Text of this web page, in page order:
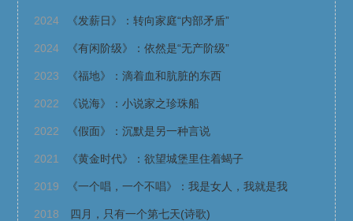
2024 《发薪日》：转向家庭“内部矛盾”
2024 《有闲阶级》：依然是“无产阶级”
2023 《福地》：滴着血和肮脏的东西
2022 《说海》：小说家之珍珠船
2022 《假面》：沉默是另一种言说
2021 《黄金时代》：欲望城堡里住着蝎子
2019 《一个唱，一个不唱》：我是女人，我就是我
2018 四月，只有一个第七天(诗歌)